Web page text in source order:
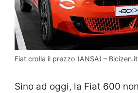
Fiat crolla il prezzo (ANSA) – Bicizen.it
Sino ad oggi, la Fiat 600